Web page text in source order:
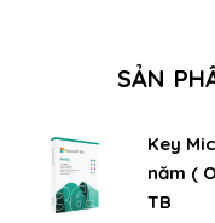
SẢN
Key
năm (
TB